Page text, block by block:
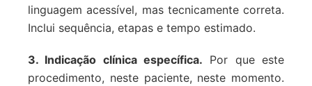
linguagem acessível, mas tecnicamente correta.
Inclui sequência, etapas e tempo estimado.
3. Indicação clínica específica. Por que este
procedimento, neste paciente, neste momento.